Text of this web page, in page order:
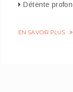
Détente
EN SAVOIR PLUS